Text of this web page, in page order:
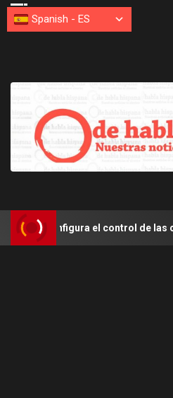
el control de las cárceles
Spanish - ES